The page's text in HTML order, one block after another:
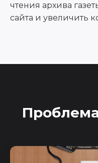
чтения архива
сайта и увеличить